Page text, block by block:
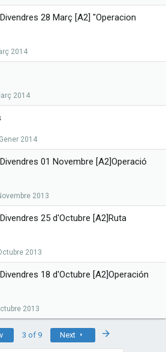
28 Març [A2] "Operacion
2014
2014
2014
01 Novembre [A2]Operació
2013
25 d'Octubre [A2]Ruta
2013
18 d'Octubre [A2]Operación
2013
3 of 9 Next